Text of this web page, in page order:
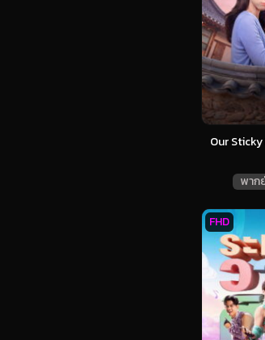
Our
พาก
FHD